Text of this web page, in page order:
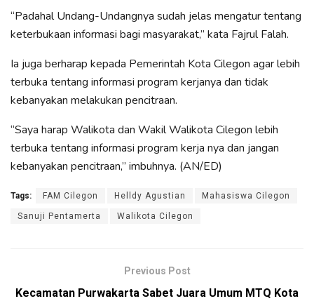
“Padahal Undang-Undangnya sudah jelas mengatur tentang
keterbukaan informasi bagi masyarakat,” kata Fajrul Falah.
Ia juga berharap kepada Pemerintah Kota Cilegon agar lebih
terbuka tentang informasi program kerjanya dan tidak
kebanyakan melakukan pencitraan.
“Saya harap Walikota dan Wakil Walikota Cilegon lebih
terbuka tentang informasi program kerja nya dan jangan
kebanyakan pencitraan,” imbuhnya. (AN/ED)
Tags: FAM Cilegon Helldy Agustian Mahasiswa Cilegon
Sanuji Pentamerta Walikota Cilegon
Previous Post
Kecamatan Purwakarta Sabet Juara Umum MTQ Kota